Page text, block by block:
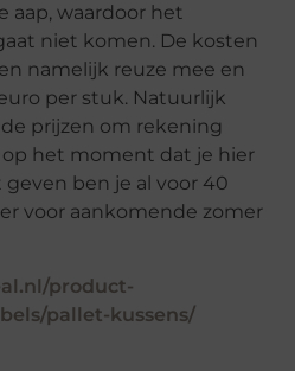
aap, waardoor het
niet komen. De kosten
namelijk reuze mee en
per stuk. Natuurlijk
prijzen om rekening
het moment dat je hier
ben je al voor 40
voor aankomende zomer
product-
pallet-kussens/